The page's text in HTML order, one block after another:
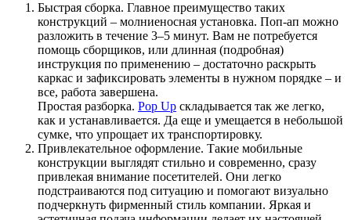
Быстрая сборка. Главное преимущество таких
конструкций – молниеносная установка. Поп-ап можно
разложить в течение 3–5 минут. Вам не потребуется
помощь сборщиков, или длинная (подробная)
инструкция по применению – достаточно раскрыть
каркас и зафиксировать элементы в нужном порядке – и
все, работа завершена.
Простая разборка. Pop Up складывается так же легко,
как и устанавливается. Да еще и умещается в небольшой
сумке, что упрощает их транспортировку.
Привлекательное оформление. Такие мобильные
конструкции выглядят стильно и современно, сразу
привлекая внимание посетителей. Они легко
подстраиваются под ситуацию и помогают визуально
подчеркнуть фирменный стиль компании. Яркая и